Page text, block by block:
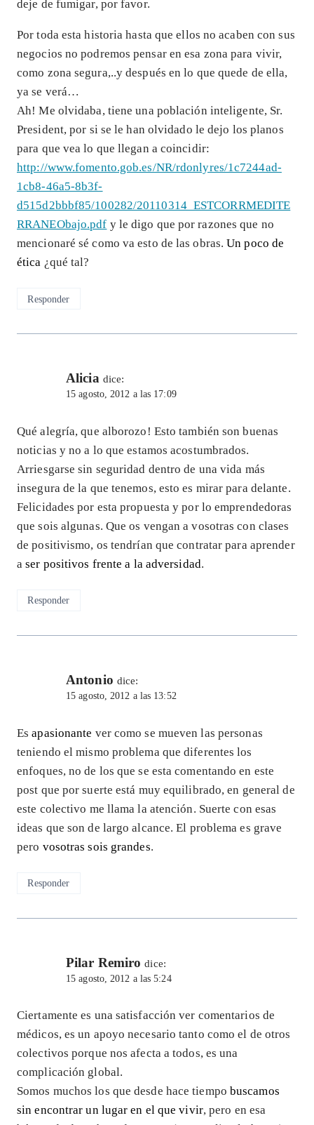
deje de fumigar, por favor.
Por toda esta historia hasta que ellos no acaben con sus
negocios no podremos pensar en esa zona para vivir,
como zona segura,..y después en lo que quede de ella,
ya se verá…
Ah! Me olvidaba, tiene una población inteligente, Sr.
President, por si se le han olvidado le dejo los planos
para que vea lo que llegan a coincidir:
http://www.fomento.gob.es/NR/rdonlyres/1c7244ad-
1cb8-46a5-8b3f-
d515d2bbbf85/100282/20110314_ESTCORRMEDITE
RRANEObajo.pdf y le digo que por razones que no
mencionaré sé como va esto de las obras.Un poco de
ética ¿qué tal?
Responder
Alicia dice:
15 agosto, 2012 a las 17:09
Qué alegría, que alborozo! Esto también son buenas
noticias y no a lo que estamos acostumbrados.
Arriesgarse sin seguridad dentro de una vida más
insegura de la que tenemos, esto es mirar para delante.
Felicidades por esta propuesta y por lo emprendedoras
que sois algunas. Que os vengan a vosotras con clases
de positivismo, os tendrían que contratar para aprender
aser positivos frente a la adversidad.
Responder
Antonio dice:
15 agosto, 2012 a las 13:52
Esapasionante ver como se mueven las personas
teniendo el mismo problema que diferentes los
enfoques, no de los que se esta comentando en este
post que por suerte está muy equilibrado, en general de
este colectivo me llama la atención. Suerte con esas
ideas que son de largo alcance. El problema es grave
pero vosotras sois grandes.
Responder
Pilar Remiro dice:
15 agosto, 2012 a las 5:24
Ciertamente es una satisfacción ver comentarios de
médicos, es un apoyo necesario tanto como el de otros
colectivos porque nos afecta a todos, es una
complicación global.
Somos muchos los que desde hace tiempo buscamos
sin encontrar un lugar en el que vivir, pero en esa